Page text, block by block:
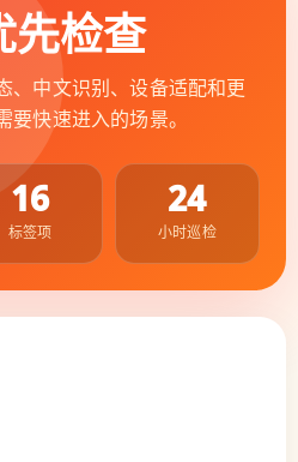
先检查
、中文识别、设备适配和更
快速进入的场景。
16
标签项
24
小时巡检